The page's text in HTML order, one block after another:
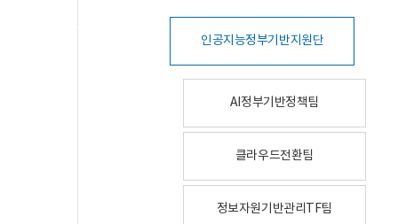
인공지능정부기반지원단
AI정부기반정책팀
클라우드전환팀
정보자원기반관리TF팀